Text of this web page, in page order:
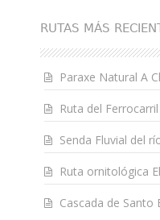
RUTAS MÁS
Paraxe Natural A
Ruta del
Senda Fluvial del
Ruta ornitológica
Cascada de Santo